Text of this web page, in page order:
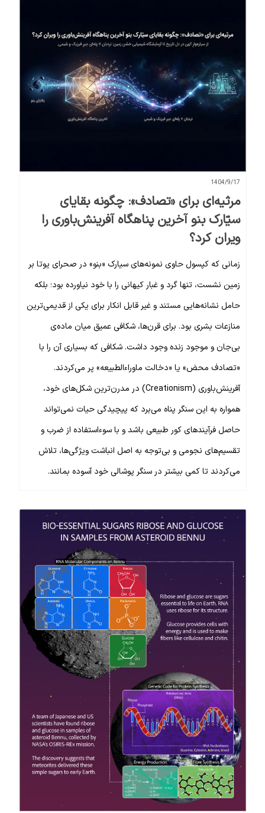
1404/9/17
مرثیه‌ای برای «تصادف»: چگونه بقایای
سیّارک بنو آخرین پناهگاه آفرینش‌باوری را
ویران کرد؟
زمانی که کپسول حاوی نمونه‌های سیارک «بنو» در صحرای یوتا بر
زمین نشست، تنها گرد و غبار کیهانی را با خود نیاورده بود؛ بلکه
حامل نشانه‌هایی مستند و غیر قابل انکار برای یکی از قدیمی‌ترین
منازعات بشری بود. برای قرن‌ها، شکافی عمیق میان ماده‌ی
بی‌جان و موجود زنده وجود داشت. شکافی که بسیاری آن را با
«تصادف محض» یا «دخالت ماوراءالطبیعه» پر می‌کردند.
آفرینش‌باوری (Creationism) در مدرن‌ترین شکل‌های خود،
همواره به این سنگر پناه می‌برد که پیچیدگی حیات نمی‌تواند
حاصل فرآیندهای کور طبیعی باشد و با سوءاستفاده از ضرب و
تقسیم‌های نجومی و بی‌توجه به اصل انباشت ویژگی‌ها، تلاش
می‌کردند تا کمی بیشتر در سنگر پوشالی خود آسوده بمانند.